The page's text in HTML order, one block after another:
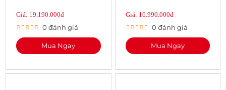
Giá: 19.190.000đ
0 đánh giá
Mua Ngay
Giá: 16.990.000đ
0 đánh giá
Mua Ngay